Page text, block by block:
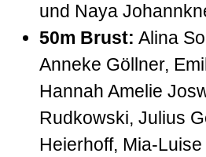
und Naya
50m Brust: Alina
Anneke Göllner,
Hannah Amelie
Rudkowski, Julius
Heierhoff, Mia-